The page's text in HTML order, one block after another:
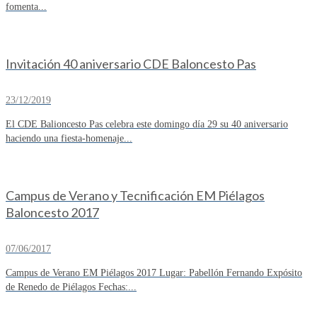
fomenta...
Invitación 40 aniversario CDE Baloncesto Pas
23/12/2019
El CDE Balioncesto Pas celebra este domingo día 29 su 40 aniversario
haciendo una fiesta-homenaje...
Campus de Verano y Tecnificación EM Piélagos
Baloncesto 2017
07/06/2017
Campus de Verano EM Piélagos 2017 Lugar: Pabellón Fernando Expósito
de Renedo de Piélagos Fechas:...